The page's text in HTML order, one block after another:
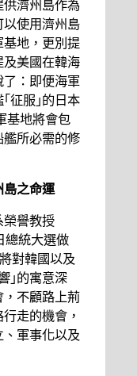
濟州島作為
使用濟州島
地，更別提
美國在韓海
：即便海軍
征服｣的日本
基地將會包
所必需的修
島之命運
榮譽教授
總統大選做
對韓國以及
｣的寓意深
不顧路上荊
走的機會，
軍事化以及